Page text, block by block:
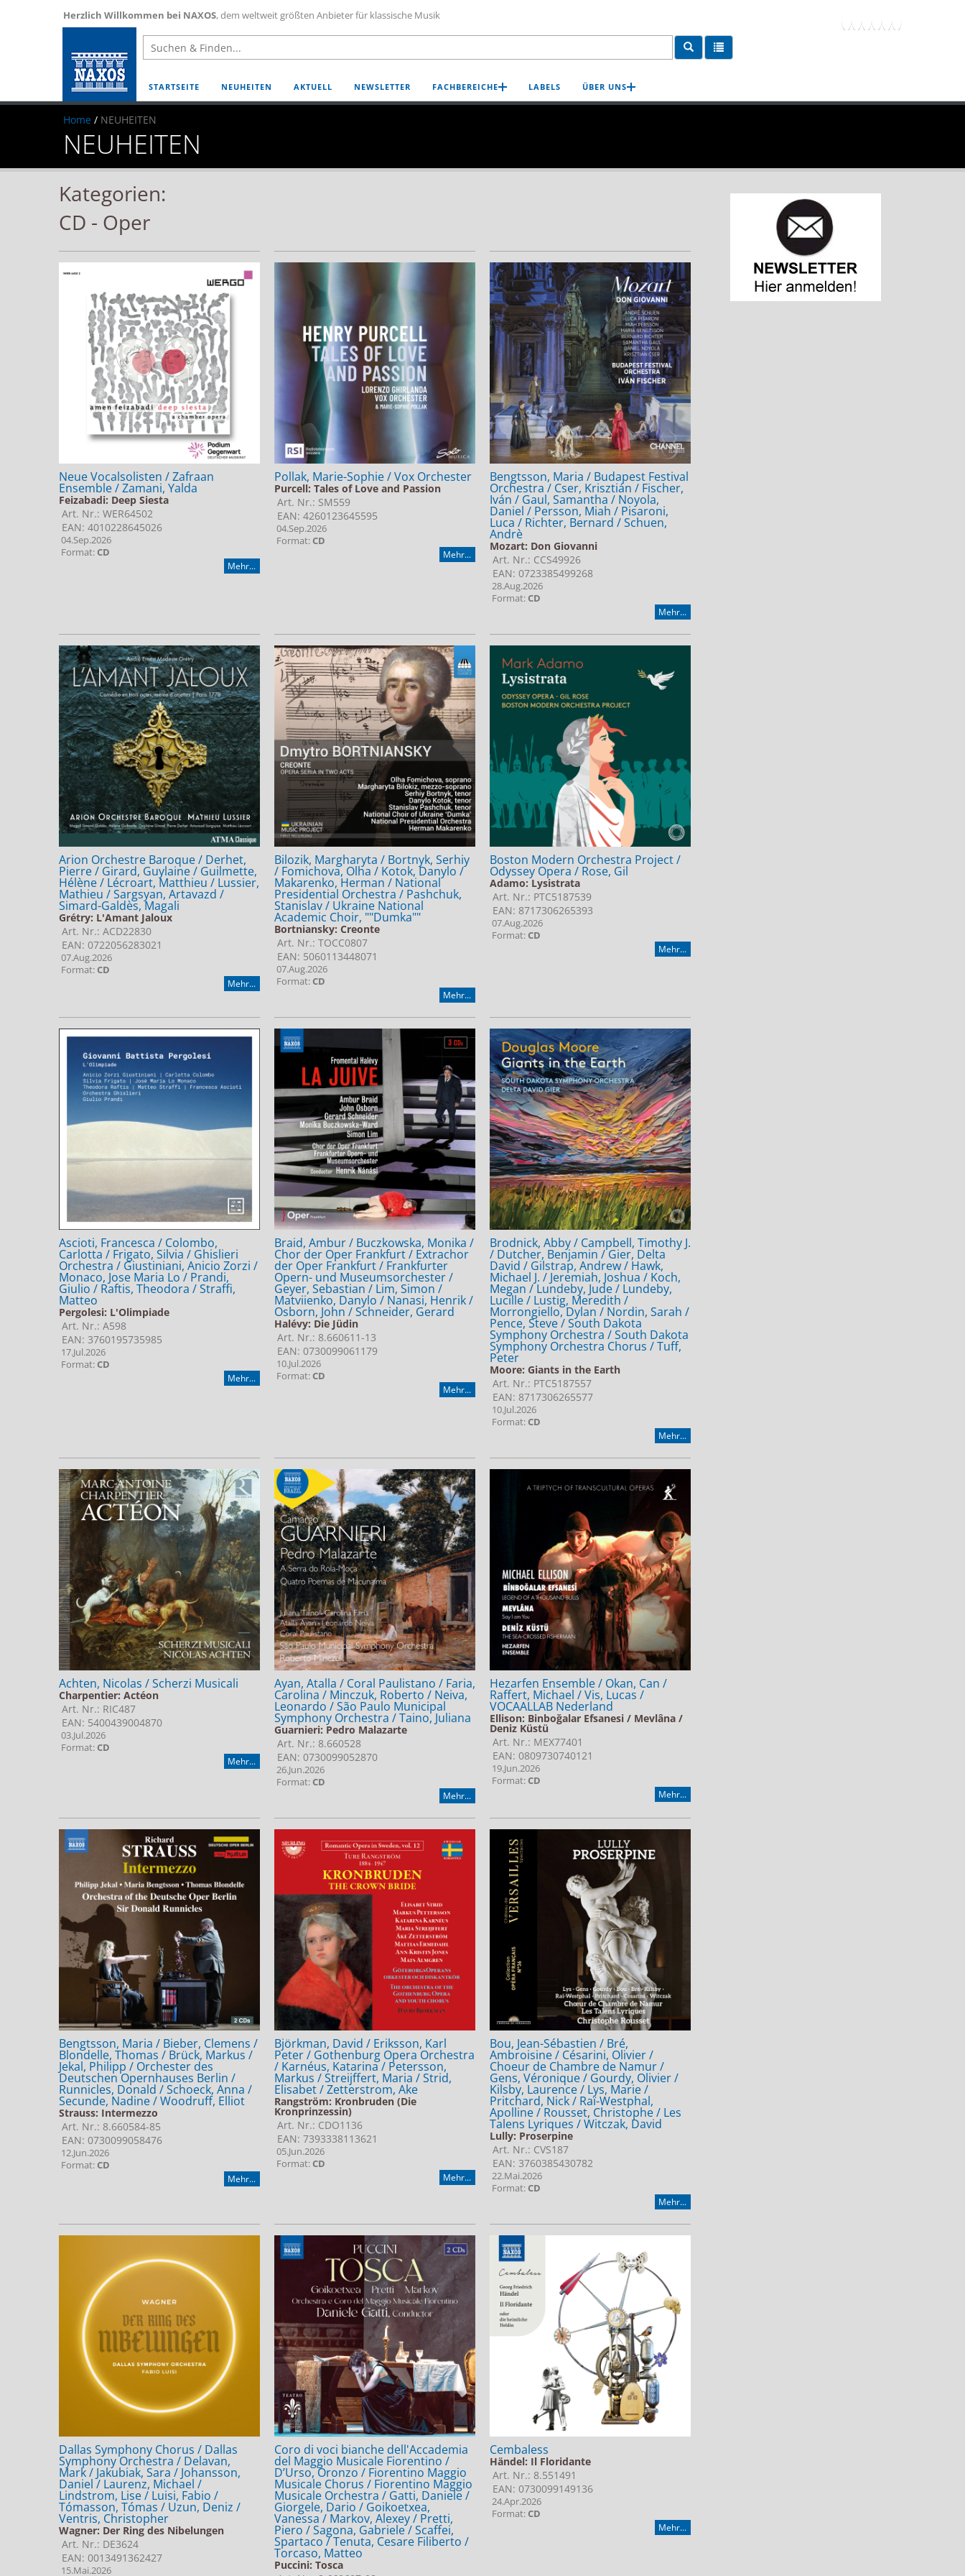
Herzlich Willkommen bei NAXOS, dem weltweit größten Anbieter für klassische Musik
STARTSEITE NEUHEITEN AKTUELL NEWSLETTER FACHBEREICHE LABELS ÜBER UNS
Home / NEUHEITEN
NEUHEITEN
Kategorien:
CD - Oper
Neue Vocalsolisten / Zafraan
Ensemble / Zamani, Yalda
Feizabadi: Deep Siesta
Art. Nr.: WER64502
EAN: 4010228645026
04.Sep.2026
Format:CD
Mehr...
Pollak, Marie-Sophie / Vox Orchester
Purcell: Tales of Love and Passion
Art. Nr.: SM559
EAN: 4260123645595
04.Sep.2026
Format:CD
Mehr...
Bengtsson, Maria / Budapest Festival
Orchestra / Cser, Krisztián / Fischer,
Iván / Gaul, Samantha / Noyola,
Daniel / Persson, Miah / Pisaroni,
Luca / Richter, Bernard / Schuen,
Andrè
Mozart: Don Giovanni
Art. Nr.: CCS49926
EAN: 0723385499268
28.Aug.2026
Format:CD
Mehr...
Arion Orchestre Baroque / Derhet,
Pierre / Girard, Guylaine / Guilmette,
Hélène / Lécroart, Matthieu / Lussier,
Mathieu / Sargsyan, Artavazd /
Simard-Galdès, Magali
Grétry: L'Amant Jaloux
Art. Nr.: ACD22830
EAN: 0722056283021
07.Aug.2026
Format:CD
Mehr...
Bilozik, Margharyta / Bortnyk, Serhiy
/ Fomichova, Olha / Kotok, Danylo /
Makarenko, Herman / National
Presidential Orchestra / Pashchuk,
Stanislav / Ukraine National
Academic Choir, ""Dumka""
Bortniansky: Creonte
Art. Nr.: TOCC0807
EAN: 5060113448071
07.Aug.2026
Format:CD
Mehr...
Boston Modern Orchestra Project /
Odyssey Opera / Rose, Gil
Adamo: Lysistrata
Art. Nr.: PTC5187539
EAN: 8717306265393
07.Aug.2026
Format:CD
Mehr...
Ascioti, Francesca / Colombo,
Carlotta / Frigato, Silvia / Ghislieri
Orchestra / Giustiniani, Anicio Zorzi /
Monaco, Jose Maria Lo / Prandi,
Giulio / Raftis, Theodora / Straffi,
Matteo
Pergolesi: L'Olimpiade
Art. Nr.: A598
EAN: 3760195735985
17.Jul.2026
Format:CD
Mehr...
Braid, Ambur / Buczkowska, Monika /
Chor der Oper Frankfurt / Extrachor
der Oper Frankfurt / Frankfurter
Opern- und Museumsorchester /
Geyer, Sebastian / Lim, Simon /
Matviienko, Danylo / Nanasi, Henrik /
Osborn, John / Schneider, Gerard
Halévy: Die Jüdin
Art. Nr.: 8.660611-13
EAN: 0730099061179
10.Jul.2026
Format:CD
Mehr...
Brodnick, Abby / Campbell, Timothy J.
/ Dutcher, Benjamin / Gier, Delta
David / Gilstrap, Andrew / Hawk,
Michael J. / Jeremiah, Joshua / Koch,
Megan / Lundeby, Jude / Lundeby,
Lucille / Lustig, Meredith /
Morrongiello, Dylan / Nordin, Sarah /
Pence, Steve / South Dakota
Symphony Orchestra / South Dakota
Symphony Orchestra Chorus / Tuff,
Peter
Moore: Giants in the Earth
Art. Nr.: PTC5187557
EAN: 8717306265577
10.Jul.2026
Format:CD
Mehr...
Achten, Nicolas / Scherzi Musicali
Charpentier: Actéon
Art. Nr.: RIC487
EAN: 5400439004870
03.Jul.2026
Format:CD
Mehr...
Ayan, Atalla / Coral Paulistano / Faria,
Carolina / Minczuk, Roberto / Neiva,
Leonardo / São Paulo Municipal
Symphony Orchestra / Taino, Juliana
Guarnieri: Pedro Malazarte
Art. Nr.: 8.660528
EAN: 0730099052870
26.Jun.2026
Format:CD
Mehr...
Hezarfen Ensemble / Okan, Can /
Raffert, Michael / Vis, Lucas /
VOCAALLAB Nederland
Ellison: Binboğalar Efsanesi / Mevlâna /
Deniz Küstü
Art. Nr.: MEX77401
EAN: 0809730740121
19.Jun.2026
Format:CD
Mehr...
Bengtsson, Maria / Bieber, Clemens /
Blondelle, Thomas / Brück, Markus /
Jekal, Philipp / Orchester des
Deutschen Opernhauses Berlin /
Runnicles, Donald / Schoeck, Anna /
Secunde, Nadine / Woodruff, Elliot
Strauss: Intermezzo
Art. Nr.: 8.660584-85
EAN: 0730099058476
12.Jun.2026
Format:CD
Mehr...
Björkman, David / Eriksson, Karl
Peter / Gothenburg Opera Orchestra
/ Karnéus, Katarina / Petersson,
Markus / Streijffert, Maria / Strid,
Elisabet / Zetterstrom, Ake
Rangström: Kronbruden (Die
Kronprinzessin)
Art. Nr.: CDO1136
EAN: 7393338113621
05.Jun.2026
Format:CD
Mehr...
Bou, Jean-Sébastien / Bré,
Ambroisine / Césarini, Olivier /
Choeur de Chambre de Namur /
Gens, Véronique / Gourdy, Olivier /
Kilsby, Laurence / Lys, Marie /
Pritchard, Nick / Raï-Westphal,
Apolline / Rousset, Christophe / Les
Talens Lyriques / Witczak, David
Lully: Proserpine
Art. Nr.: CVS187
EAN: 3760385430782
22.Mai.2026
Format:CD
Mehr...
Dallas Symphony Chorus / Dallas
Symphony Orchestra / Delavan,
Mark / Jakubiak, Sara / Johansson,
Daniel / Laurenz, Michael /
Lindstrom, Lise / Luisi, Fabio /
Tómasson, Tómas / Uzun, Deniz /
Ventris, Christopher
Wagner: Der Ring des Nibelungen
Art. Nr.: DE3624
EAN: 0013491362427
15.Mai.2026
Coro di voci bianche dell'Accademia
del Maggio Musicale Fiorentino /
D’Urso, Oronzo / Fiorentino Maggio
Musicale Chorus / Fiorentino Maggio
Musicale Orchestra / Gatti, Daniele /
Giorgele, Dario / Goikoetxea,
Vanessa / Markov, Alexey / Pretti,
Piero / Sagona, Gabriele / Scaffei,
Spartaco / Tenuta, Cesare Filiberto /
Torcaso, Matteo
Puccini: Tosca
Cembaless
Händel: Il Floridante
Art. Nr.: 8.551491
EAN: 0730099149136
24.Apr.2026
Format:CD
Mehr...